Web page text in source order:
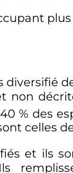
non
% des
celles
et ils